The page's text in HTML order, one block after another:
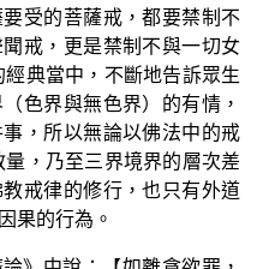
受的菩薩戒，都要禁制不
戒，更是禁制不與一切女
典當中，不斷地告訴眾生
色界與無色界）的有情，
，所以無論以佛法中的戒
，乃至三界境界的層次差
戒律的修行，也只有外道
果的行為。